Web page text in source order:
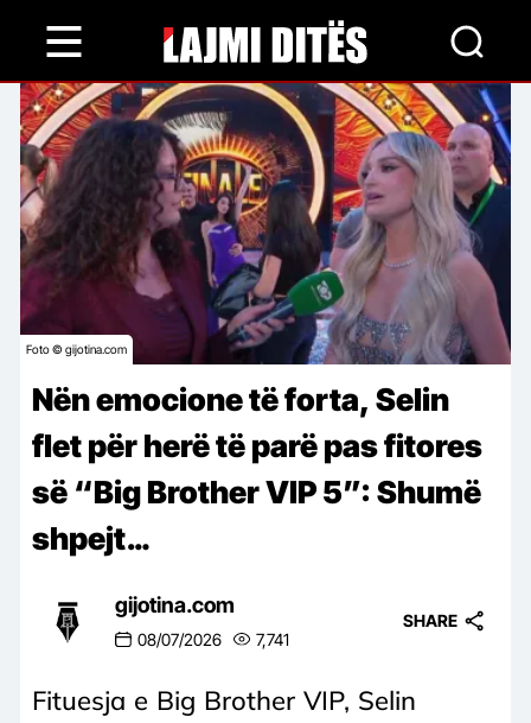
content
Foto © gijotina.com
Nën emocione të forta, Selin
flet për herë të parë pas fitores
së “Big Brother VIP 5”: Shumë
shpejt…
gijotina.com
08/07/2026 7,741
SHARE
Fituesja e Big Brother VIP, Selin